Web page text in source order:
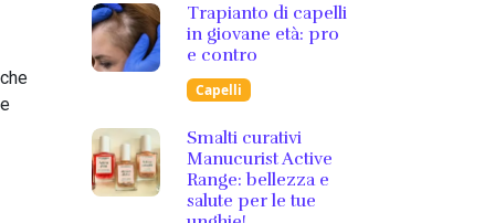
Trapianto di capelli
in giovane età: pro
e contro
Capelli
Smalti curativi
Manucurist Active
Range: bellezza e
salute per le tue